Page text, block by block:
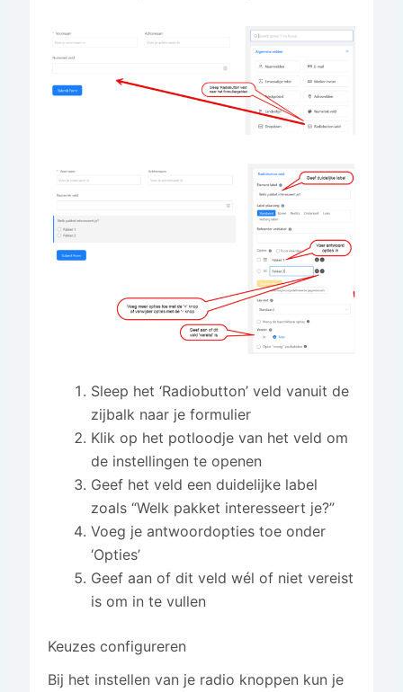
Sleep het ‘Radiobutton’ veld vanuit de
zijbalk naar je formulier
Klik op het potloodje van het veld om
de instellingen te openen
Geef het veld een duidelijke label
zoals “Welk pakket interesseert je?”
Voeg je antwoordopties toe onder
‘Opties’
Geef aan of dit veld wél of niet vereist
is om in te vullen
Keuzes configureren
Bij het instellen van je radio knoppen kun je